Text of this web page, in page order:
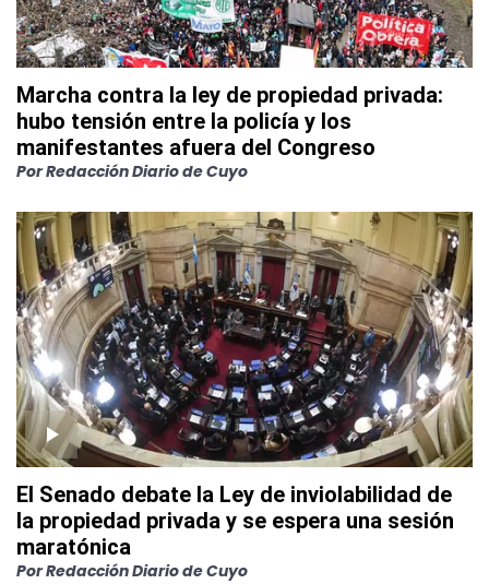
Marcha contra la ley de propiedad privada:
hubo tensión entre la policía y los
manifestantes afuera del Congreso
PorRedacción Diario de Cuyo
El Senado debate la Ley de inviolabilidad de
la propiedad privada y se espera una sesión
maratónica
PorRedacción Diario de Cuyo